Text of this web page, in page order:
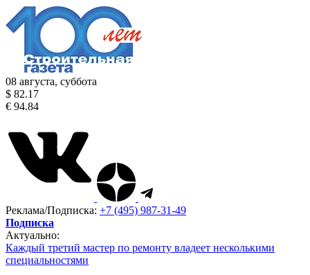
08 августа, суббота
$ 82.17
€ 94.84
Реклама/Подписка: +7 (495) 987-31-49
Подписка
Актуально:
Каждый третий мастер по ремонту владеет несколькими
специальностями